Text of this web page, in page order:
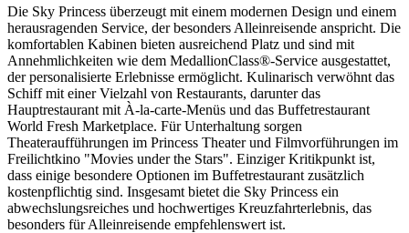
Die Sky Princess überzeugt mit einem modernen Design und einem
herausragenden Service, der besonders Alleinreisende anspricht. Die
komfortablen Kabinen bieten ausreichend Platz und sind mit
Annehmlichkeiten wie dem MedallionClass®-Service ausgestattet,
der personalisierte Erlebnisse ermöglicht. Kulinarisch verwöhnt das
Schiff mit einer Vielzahl von Restaurants, darunter das
Hauptrestaurant mit À-la-carte-Menüs und das Buffetrestaurant
World Fresh Marketplace. Für Unterhaltung sorgen
Theateraufführungen im Princess Theater und Filmvorführungen im
Freilichtkino "Movies under the Stars". Einziger Kritikpunkt ist,
dass einige besondere Optionen im Buffetrestaurant zusätzlich
kostenpflichtig sind. Insgesamt bietet die Sky Princess ein
abwechslungsreiches und hochwertiges Kreuzfahrterlebnis, das
besonders für Alleinreisende empfehlenswert ist.